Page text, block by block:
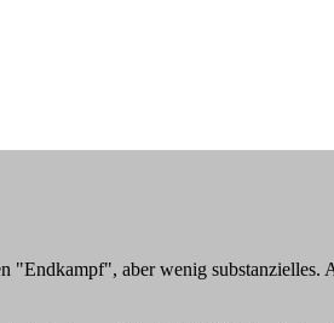
aber wenig substanzielles.